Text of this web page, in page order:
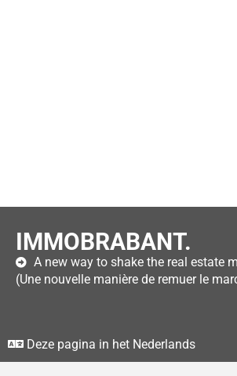
IMMOBRABANT.
A new way to shake the real estate
(Une nouvelle manière de remuer le
Deze pagina in het Nederlands